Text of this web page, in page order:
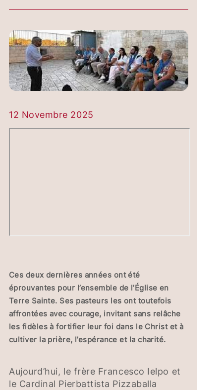
12 Novembre 2025
Ces deux dernières années ont été
éprouvantes pour l’ensemble de l’Église en
Terre Sainte. Ses pasteurs les ont toutefois
affrontées avec courage, invitant sans relâche
les fidèles à fortifier leur foi dans le Christ et à
cultiver la prière, l’espérance et la charité.
Aujourd’hui, le frère Francesco Ielpo et
le Cardinal Pierbattista Pizzaballa